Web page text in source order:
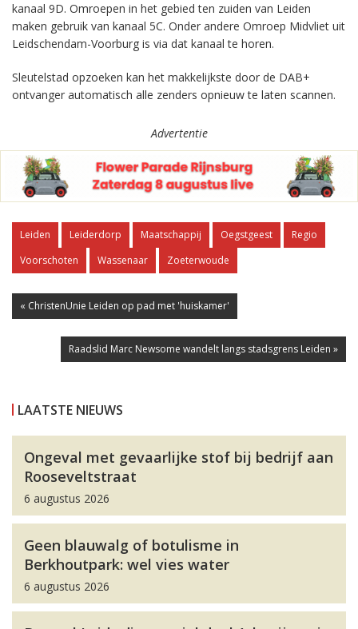
kanaal 9D. Omroepen in het gebied ten zuiden van Leiden
maken gebruik van kanaal 5C. Onder andere Omroep Midvliet uit
Leidschendam-Voorburg is via dat kanaal te horen.
Sleutelstad opzoeken kan het makkelijkste door de DAB+
ontvanger automatisch alle zenders opnieuw te laten scannen.
Advertentie
Leiden Leiderdorp Maatschappij Oegstgeest
Regio
Voorschoten
Wassenaar Zoeterwoude
« ChristenUnie Leiden op pad met 'huiskamer'
Raadslid Marc Newsome wandelt langs stadsgrens Leiden »
LAATSTE NIEUWS
Ongeval met gevaarlijke stof bij bedrijf aan
Rooseveltstraat
6 augustus 2026
Geen blauwalg of botulisme in
Berkhoutpark: wel vies water
6 augustus 2026